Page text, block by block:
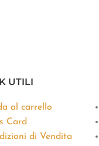
UTILI
al carrello
Card
di Vendita